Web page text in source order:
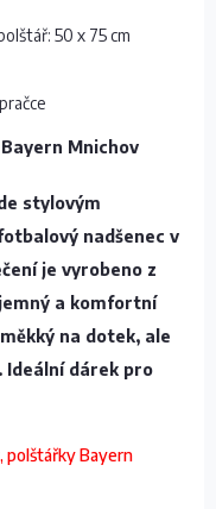
50 x 75 cm
Mnichov
stylovým
nadšenec v
je vyrobeno z
a komfortní
na dotek, ale
Ideální dárek pro
polštářky Bayern